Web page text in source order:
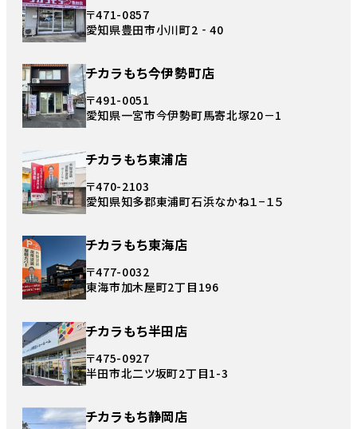
〒471-0857
愛知県豊田市小川町2‐40
チカラもち今伊勢町店
〒491-0051
愛知県一宮市今伊勢町馬寄北塚20－1
チカラもち東浦店
〒470-2103
愛知県知多郡東浦町石浜なかね１−１５
チカラもち東海店
〒477-0032
東海市加木屋町2丁目196
チカラもち半田店
〒475-0927
半田市北二ツ坂町2丁目1-3
チカラもち静岡店